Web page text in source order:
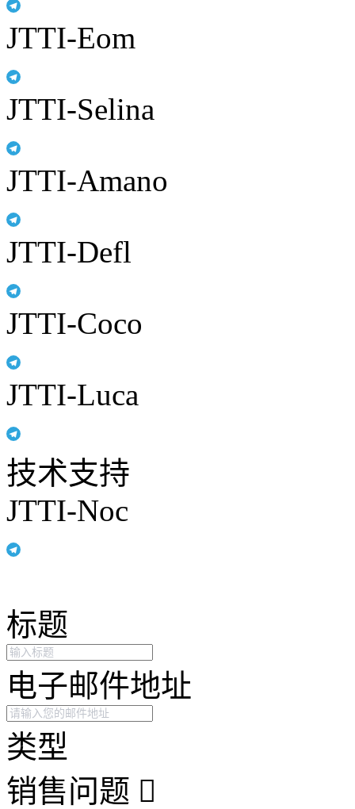
JTTI-Eom
JTTI-Selina
JTTI-Amano
JTTI-Defl
JTTI-Coco
JTTI-Luca
技术支持
JTTI-Noc
标题
电子邮件地址
类型
销售问题